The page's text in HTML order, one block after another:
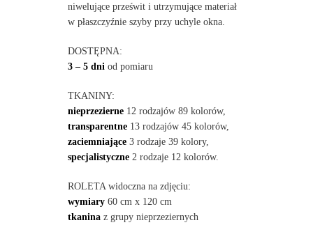
niwelujące prześwit i utrzymujące materiał
w płaszczyźnie szyby przy uchyle okna.
DOSTĘPNA:
3 – 5 dni od pomiaru
TKANINY:
nieprzezierne12 rodzajów 89 kolorów,
transparentne13 rodzajów 45 kolorów,
zaciemniające3 rodzaje 39 kolory,
specjalistyczne2 rodzaje 12 kolorów.
ROLETA widoczna na zdjęciu:
wymiary60 cm x 120 cm
tkaninaz grupy nieprzeziernych